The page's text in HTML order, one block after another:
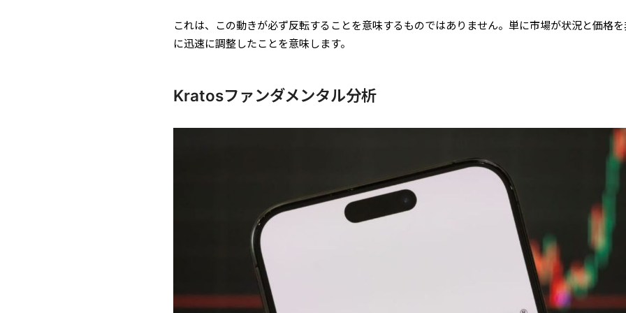
これは、この動きが必ず反転することを意味するものではありません。単に市場が状況と価格
に迅速に調整したことを意味します。
Kratosファンダメンタル分析